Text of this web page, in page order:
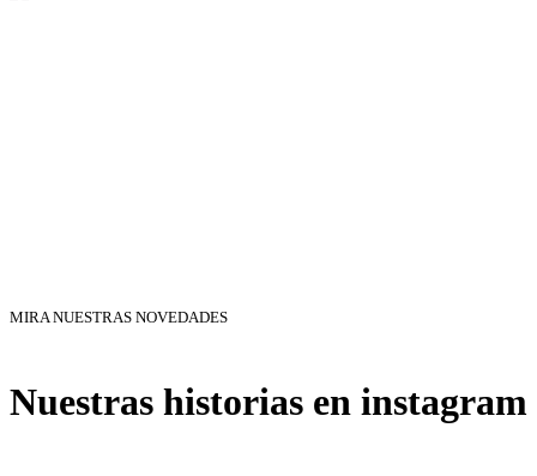
MIRA NUESTRAS NOVEDADES
Nuestras historias en instagram